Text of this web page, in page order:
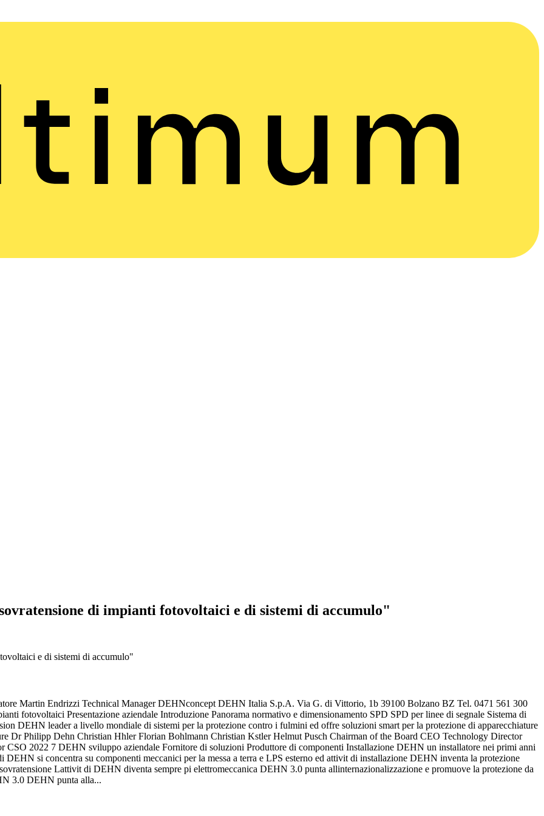
di impianti fotovoltaici e di sistemi di accumulo"
e di sistemi di accumulo"
Martin Endrizzi Technical Manager DEHNconcept DEHN Italia S.p.A. Via G. di Vittorio, 1b 39100 Bolzano BZ Tel. 0471 561 300
fotovoltaici Presentazione aziendale Introduzione Panorama normativo e dimensionamento SPD SPD per linee di segnale Sistema di
DEHN leader a livello mondiale di sistemi per la protezione contro i fulmini ed offre soluzioni smart per la protezione di apparecchiature
Dr Philipp Dehn Christian Hhler Florian Bohlmann Christian Kstler Helmut Pusch Chairman of the Board CEO Technology Director
2022 7 DEHN sviluppo aziendale Fornitore di soluzioni Produttore di componenti Installazione DEHN un installatore nei primi anni
si concentra su componenti meccanici per la messa a terra e LPS esterno ed attivit di installazione DEHN inventa la protezione
Lattivit di DEHN diventa sempre pi elettromeccanica DEHN 3.0 punta allinternazionalizzazione e promuove la protezione da
3.0 DEHN punta alla...